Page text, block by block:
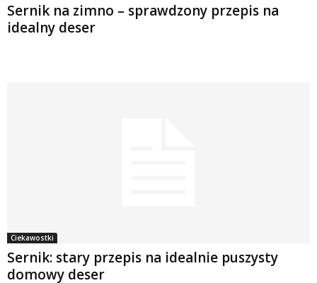
Sernik na zimno – sprawdzony przepis na
idealny deser
Ciekawostki
Sernik: stary przepis na idealnie puszysty
domowy deser